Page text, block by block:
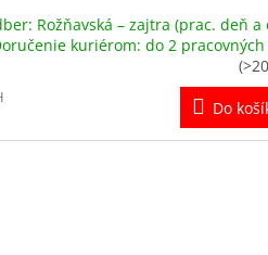
Rožňavská – zajtra (prac. deň a
kuriérom: do 2
Do